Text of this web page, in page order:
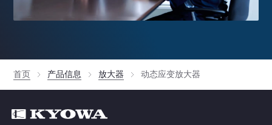
首页 产品信息 放大器 动态应变放大器